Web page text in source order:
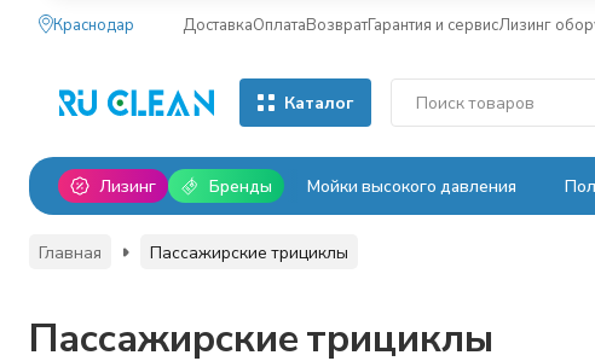
Краснодар ДоставкаОплатаВозвратГарантия и сервисЛизинг
Каталог
Лизинг Бренды Мойки высокого давления
Главная Пассажирские трициклы
Пассажирские трициклы